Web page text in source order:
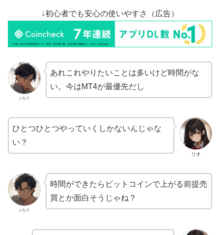
↓初心者でも安心の使いやすさ（広告）
パパ
あれこれやりたいことは多いけど時間がな
い。今はMT4が最優先だし
リオ
ひとつひとつやっていくしかないんじゃな
い？
パパ
時間ができたらビットコインで上がる前提売
買とか面白そうじゃね？